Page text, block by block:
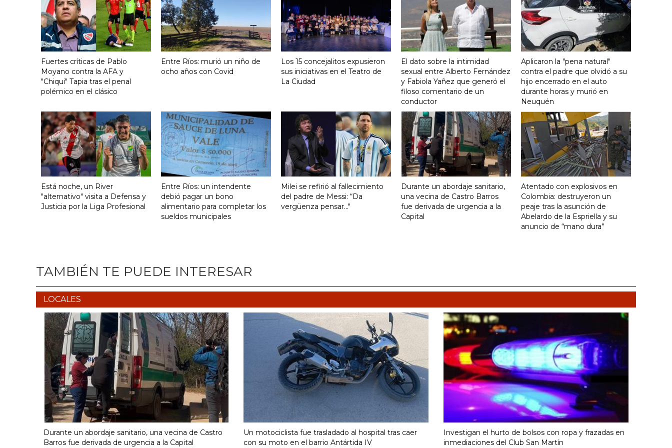
Fuertes críticas de Pablo
Moyano contra la AFA y
"Chiqui" Tapia tras el penal
polémico en el clásico
Entre Ríos: murió un niño de
ocho años con Covid
Los 15 concejalitos expusieron
sus iniciativas en el Teatro de
La Ciudad
El dato sobre la intimidad
sexual entre Alberto Fernández
y Fabiola Yañez que generó el
filoso comentario de un
conductor
Aplicaron la "pena natural"
contra el padre que olvidó a su
hijo encerrado en el auto
durante horas y murió en
Neuquén
Está noche, un River
"alternativo" visita a Defensa y
Justicia por la Liga Profesional
Entre Ríos: un intendente
debió pagar un bono
alimentario para completar los
sueldos municipales
Milei se refirió al fallecimiento
del padre de Messi: “Da
vergüenza pensar..."
Durante un abordaje sanitario,
una vecina de Castro Barros
fue derivada de urgencia a la
Capital
Atentado con explosivos en
Colombia: destruyeron un
peaje tras la asunción de
Abelardo de la Espriella y su
anuncio de “mano dura”
TAMBIÉN TE PUEDE INTERESAR
LOCALES
Durante un abordaje sanitario, una vecina de Castro
Barros fue derivada de urgencia a la Capital
Un motociclista fue trasladado al hospital tras caer
con su moto en el barrio Antártida IV
Investigan el hurto de bolsos con ropa y frazadas en
inmediaciones del Club San Martín